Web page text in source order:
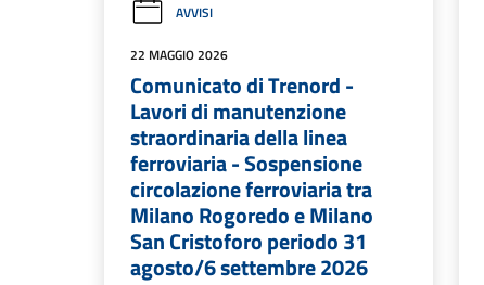
AVVISI
22 MAGGIO 2026
Comunicato di Trenord -
Lavori di manutenzione
straordinaria della linea
ferroviaria - Sospensione
circolazione ferroviaria tra
Milano Rogoredo e Milano
San Cristoforo periodo 31
agosto/6 settembre 2026